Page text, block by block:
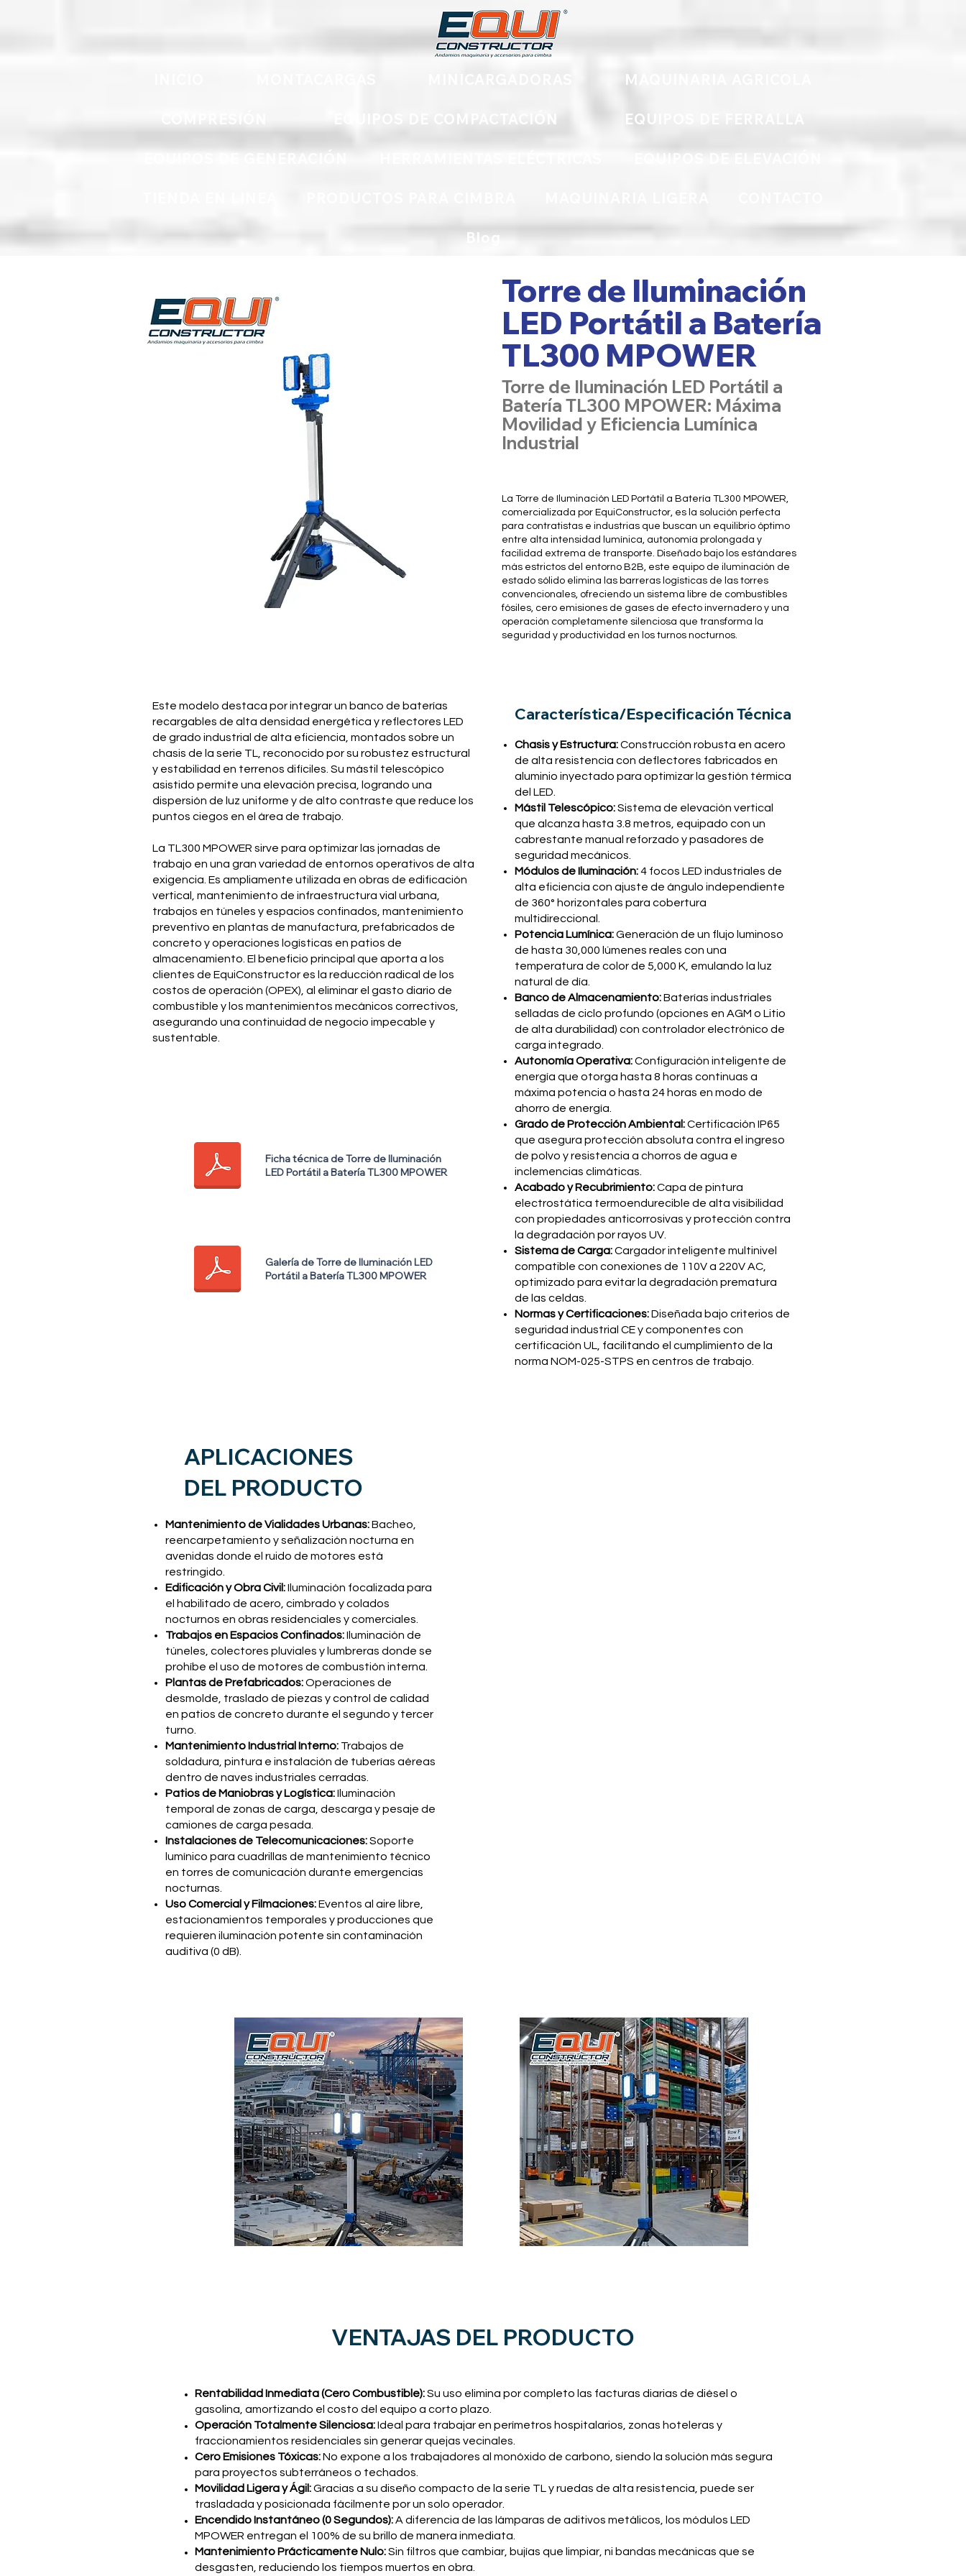
MAQUINARIA AGRICOLA
EQUIPOS DE COMPACTACIÓN EQUIPOS DE FERRALLA
EQUIPOS DE ELEVACIÓN
Blog
Torre de Iluminación
LED Portátil a Batería
TL300 MPOWER
Torre de Iluminación LED Portátil a
Batería TL300 MPOWER: Máxima
Movilidad y Eficiencia Lumínica
Industrial
La Torre de Iluminación LED Portátil a Batería TL300 MPOWER,
comercializada por EquiConstructor, es la solución perfecta
para contratistas e industrias que buscan un equilibrio óptimo
entre alta intensidad lumínica, autonomía prolongada y
facilidad extrema de transporte. Diseñado bajo los estándares
más estrictos del entorno B2B, este equipo de iluminación de
estado sólido elimina las barreras logísticas de las torres
convencionales, ofreciendo un sistema libre de combustibles
fósiles, cero emisiones de gases de efecto invernadero y una
operación completamente silenciosa que transforma la
seguridad y productividad en los turnos nocturnos.
Este modelo destaca por integrar un banco de baterías
recargables de alta densidad energética y reflectores LED
de grado industrial de alta eficiencia, montados sobre un
chasis de la serie TL, reconocido por su robustez estructural
y estabilidad en terrenos difíciles. Su mástil telescópico
asistido permite una elevación precisa, logrando una
dispersión de luz uniforme y de alto contraste que reduce los
puntos ciegos en el área de trabajo.
La TL300 MPOWER sirve para optimizar las jornadas de
trabajo en una gran variedad de entornos operativos de alta
exigencia. Es ampliamente utilizada en obras de edificación
vertical, mantenimiento de infraestructura vial urbana,
trabajos en túneles y espacios confinados, mantenimiento
preventivo en plantas de manufactura, prefabricados de
concreto y operaciones logísticas en patios de
almacenamiento. El beneficio principal que aporta a los
clientes de EquiConstructor es la reducción radical de los
costos de operación (OPEX), al eliminar el gasto diario de
combustible y los mantenimientos mecánicos correctivos,
asegurando una continuidad de negocio impecable y
sustentable.
Ficha técnica de Torre de Iluminación
LED Portátil a Batería TL300 MPOWER
Galería de Torre de Iluminación LED
Portátil a Batería TL300 MPOWER
Característica/Especificación Técnica
Chasis y Estructura:Construcción robusta en acero
de alta resistencia con deflectores fabricados en
aluminio inyectado para optimizar la gestión térmica
del LED.
Mástil Telescópico:Sistema de elevación vertical
que alcanza hasta 3.8 metros, equipado con un
cabrestante manual reforzado y pasadores de
seguridad mecánicos.
Módulos de Iluminación:4 focos LED industriales de
alta eficiencia con ajuste de ángulo independiente
de 360° horizontales para cobertura
multidireccional.
Potencia Lumínica:Generación de un flujo luminoso
de hasta 30,000 lúmenes reales con una
temperatura de color de 5,000 K, emulando la luz
natural de día.
Banco de Almacenamiento:Baterías industriales
selladas de ciclo profundo (opciones en AGM o Litio
de alta durabilidad) con controlador electrónico de
carga integrado.
Autonomía Operativa:Configuración inteligente de
energía que otorga hasta 8 horas continuas a
máxima potencia o hasta 24 horas en modo de
ahorro de energía.
Grado de Protección Ambiental:Certificación IP65
que asegura protección absoluta contra el ingreso
de polvo y resistencia a chorros de agua e
inclemencias climáticas.
Acabado y Recubrimiento:Capa de pintura
electrostática termoendurecible de alta visibilidad
con propiedades anticorrosivas y protección contra
la degradación por rayos UV.
Sistema de Carga:Cargador inteligente multinivel
compatible con conexiones de 110V a 220V AC,
optimizado para evitar la degradación prematura
de las celdas.
Normas y Certificaciones:Diseñada bajo criterios de
seguridad industrial CE y componentes con
certificación UL, facilitando el cumplimiento de la
norma NOM-025-STPS en centros de trabajo.
APLICACIONES
DEL PRODUCTO
Mantenimiento de Vialidades Urbanas:Bacheo,
reencarpetamiento y señalización nocturna en
avenidas donde el ruido de motores está
restringido.
Edificación y Obra Civil:Iluminación focalizada para
el habilitado de acero, cimbrado y colados
nocturnos en obras residenciales y comerciales.
Trabajos en Espacios Confinados:Iluminación de
túneles, colectores pluviales y lumbreras donde se
prohíbe el uso de motores de combustión interna.
Plantas de Prefabricados:Operaciones de
desmolde, traslado de piezas y control de calidad
en patios de concreto durante el segundo y tercer
turno.
Mantenimiento Industrial Interno: Trabajos de
soldadura, pintura e instalación de tuberías aéreas
dentro de naves industriales cerradas.
Patios de Maniobras y Logística:Iluminación
temporal de zonas de carga, descarga y pesaje de
camiones de carga pesada.
Instalaciones de Telecomunicaciones:Soporte
lumínico para cuadrillas de mantenimiento técnico
en torres de comunicación durante emergencias
nocturnas.
Uso Comercial y Filmaciones:Eventos al aire libre,
estacionamientos temporales y producciones que
requieren iluminación potente sin contaminación
auditiva (0 dB).
VENTAJAS DEL PRODUCTO
Rentabilidad Inmediata (Cero Combustible):Su uso elimina por completo las facturas diarias de diésel o
gasolina, amortizando el costo del equipo a corto plazo.
Operación Totalmente Silenciosa:Ideal para trabajar en perímetros hospitalarios, zonas hoteleras y
fraccionamientos residenciales sin generar quejas vecinales.
Cero Emisiones Tóxicas:No expone a los trabajadores al monóxido de carbono, siendo la solución más segura
para proyectos subterráneos o techados.
Movilidad Ligera y Ágil:Gracias a su diseño compacto de la serie TL y ruedas de alta resistencia, puede ser
trasladada y posicionada fácilmente por un solo operador.
Encendido Instantáneo (0 Segundos):A diferencia de las lámparas de aditivos metálicos, los módulos LED
MPOWER entregan el 100% de su brillo de manera inmediata.
Mantenimiento Prácticamente Nulo:Sin filtros que cambiar, bujías que limpiar, ni bandas mecánicas que se
desgasten, reduciendo los tiempos muertos en obra.